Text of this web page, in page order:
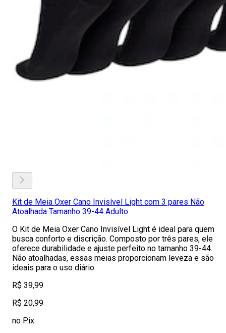
Kit de Meia Oxer Cano Invisível Light com 3 pares Não
Atoalhada Tamanho 39-44 Adulto
O Kit de Meia Oxer Cano Invisível Light é ideal para quem
busca conforto e discrição. Composto por três pares, ele
oferece durabilidade e ajuste perfeito no tamanho 39-44.
Não atoalhadas, essas meias proporcionam leveza e são
ideais para o uso diário.
R$ 39,99
R$ 20,99
no Pix